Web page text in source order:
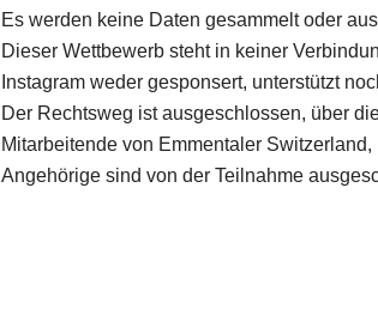
Es werden keine Daten gesammelt oder
Dieser Wettbewerb steht in keiner
Instagram weder gesponsert, unterstützt
Der Rechtsweg ist ausgeschlossen, über
Mitarbeitende von Emmentaler
Angehörige sind von der Teilnahme